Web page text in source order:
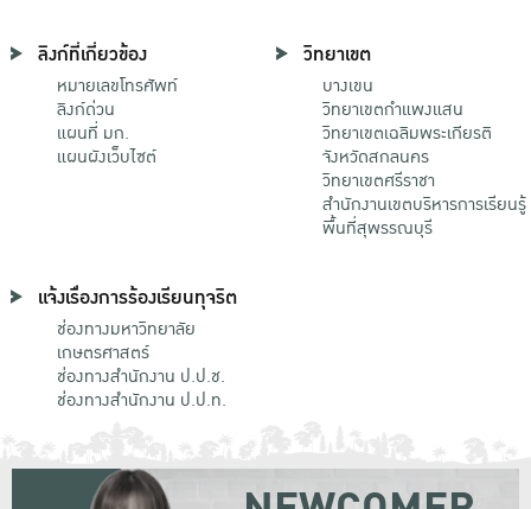
ลิงก์ที่เกี่ยวข้อง
หมายเลขโทรศัพท์
ลิงก์ด่วน
แผนที่ มก.
แผนผังเว็บไซต์
วิทยาเขต
บางเขน
วิทยาเขตกําแพงแสน
วิทยาเขตเฉลิมพระเกียรติ
จังหวัดสกลนคร
วิทยาเขตศรีราชา
สำนักงานเขตบริหารการเรียนรู้
พื้นที่สุพรรณบุรี
แจ้งเรื่องการร้องเรียนทุจริต
ช่องทางมหาวิทยาลัย
เกษตรศาสตร์
ช่องทางสำนักงาน ป.ป.ช.
ช่องทางสำนักงาน ป.ป.ท.